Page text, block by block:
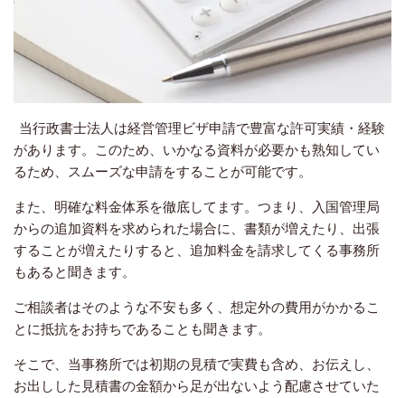
当行政書士法人は経営管理ビザ申請で豊富な許可実績・経験
があります。このため、いかなる資料が必要かも熟知してい
るため、スムーズな申請をすることが可能です。
また、明確な料金体系を徹底してます。つまり、入国管理局
からの追加資料を求められた場合に、書類が増えたり、出張
することが増えたりすると、追加料金を請求してくる事務所
もあると聞きます。
ご相談者はそのような不安も多く、想定外の費用がかかるこ
とに抵抗をお持ちであることも聞きます。
そこで、当事務所では初期の見積で実費も含め、お伝えし、
お出しした見積書の金額から足が出ないよう配慮させていた